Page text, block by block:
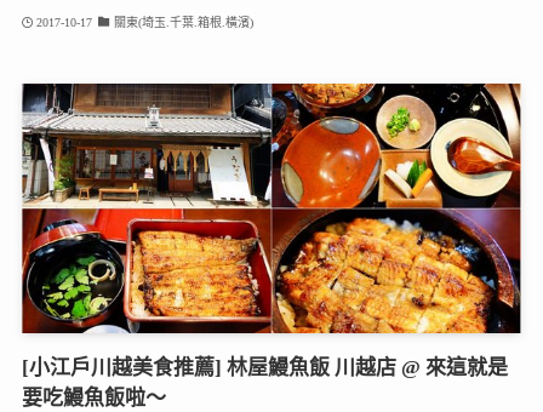
2017-10-17 關東(埼玉.千葉.箱根.橫濱)
[小江戶川越美食推薦] 林屋鰻魚飯 川越店 @ 來這就是
要吃鰻魚飯啦～